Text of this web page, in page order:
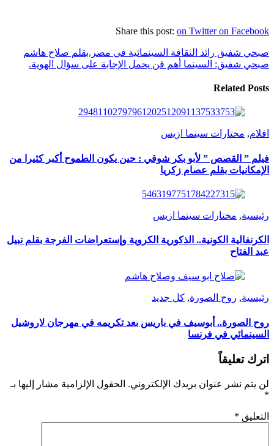
Share this post: on Twitter on Facebook
صبحي شفيق رائد الثقافة السينمائية في مصر.بقلم صلاح هاشم
صبحي شفيق: السينما أهم فن يحمل الإجابة على سؤال الهوية.
Related Posts
افلام, مختارات سينما ازيس
فيلم ” القصص ” لأبو بكر شوقي : حين يكون الطموح أكبر كثيرا من
الإمكانيات بقلم عصام زكريا
رئيسية, مختارات سينما ازيس
الكرنفالية الكونية.. الذكورية الكروية وإستعراضات الفرجة بقلم نبيل
عبد الفتاح
رئيسية, روح الصورة, كل جديد
روح الصورة.. أبوسيف في باريس بعد تكريمه في مهرجان لاروشيل
السينمائي في فرنسا
اترك تعليقاً
لن يتم نشر عنوان بريدك الإلكتروني. الحقول الإلزامية مشار إليها بـ
*
التعليق *